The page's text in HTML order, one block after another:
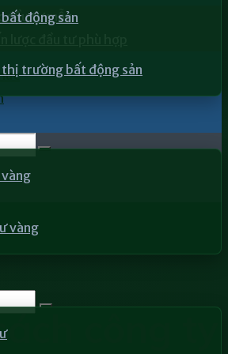
động sản
thị trường bất động sản
vàng
đầu tư mẫu
công ty